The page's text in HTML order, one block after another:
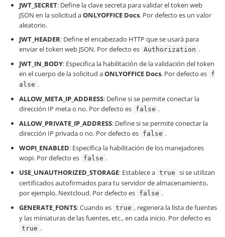
JWT_SECRET: Define la clave secreta para validar el token web
JSON en la solicitud aONLYOFFICE Docs. Por defecto es un valor
aleatorio.
JWT_HEADER: Define el encabezado HTTP que se usará para
enviar el token web JSON. Por defecto es Authorization .
JWT_IN_BODY: Especifica la habilitación de la validación del token
en el cuerpo de la solicitud aONLYOFFICE Docs. Por defecto es f
alse .
ALLOW_META_IP_ADDRESS: Define si se permite conectar la
dirección IP meta o no. Por defecto es false .
ALLOW_PRIVATE_IP_ADDRESS: Define si se permite conectar la
dirección IP privada o no. Por defecto es false .
WOPI_ENABLED: Especifica la habilitación de los manejadores
wopi. Por defecto es false .
USE_UNAUTHORIZED_STORAGE: Establece a true si se utilizan
certificados autofirmados para tu servidor de almacenamiento,
por ejemplo, Nextcloud. Por defecto es false .
GENERATE_FONTS: Cuando es true , regenera la lista de fuentes
y las miniaturas de las fuentes, etc., en cada inicio. Por defecto es
true .